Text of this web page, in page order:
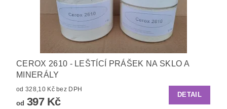
CEROX 2610 - LEŠTÍCÍ PRÁŠEK NA SKLO A
MINERÁLY
od 328,10 Kč bez DPH
od 397 Kč
DETAIL